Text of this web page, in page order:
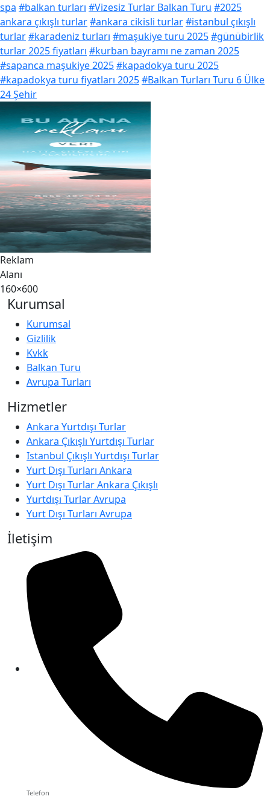
spa #balkan turları #Vizesiz Turlar Balkan Turu #2025
ankara çıkışlı turlar#ankara cikisli turlar#istanbul çıkışlı
turlar#karadeniz turları #maşukiye turu 2025#günübirlik
turlar 2025 fiyatları #kurban bayramı ne zaman 2025
#sapanca maşukiye 2025#kapadokya turu 2025
#kapadokya turu fiyatları 2025#Balkan Turları Turu 6 Ülke
24 Şehir
Reklam
Alanı
160×600
Kurumsal
Kurumsal
Gizlilik
Kvkk
Balkan Turu
Avrupa Turları
Hizmetler
Ankara Yurtdışı Turlar
Ankara Çıkışlı Yurtdışı Turlar
Istanbul Çıkışlı Yurtdışı Turlar
Yurt Dışı Turları Ankara
Yurt Dışı Turlar Ankara Çıkışlı
Yurtdışı Turlar Avrupa
Yurt Dışı Turları Avrupa
İletişim
Telefon